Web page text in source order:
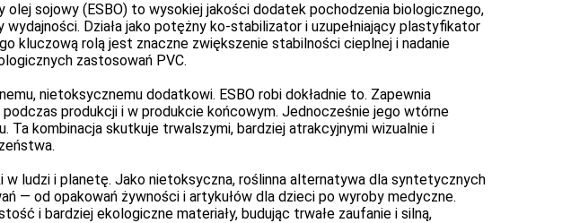
sojowy (ESBO) to wysokiej jakości dodatek pochodzenia biologicznego,
Działa jako potężny ko-stabilizator i uzupełniający plastyfikator
kluczową rolą jest znaczne zwiększenie stabilności cieplnej i nadanie
zastosowań PVC.
nietoksycznemu dodatkowi. ESBO robi dokładnie to. Zapewnia
produkcji i w produkcie końcowym. Jednocześnie jego wtórne
Ta kombinacja skutkuje trwalszymi, bardziej atrakcyjnymi wizualnie i
w ludzi i planetę. Jako nietoksyczna, roślinna alternatywa dla syntetycznych
— od opakowań żywności i artykułów dla dzieci po wyroby medyczne.
i bardziej ekologiczne materiały, budując trwałe zaufanie i silną,